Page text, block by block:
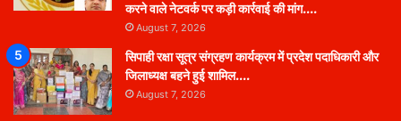
करने वाले नेटवर्क पर कड़ी कार्रवाई की मांग….
August 7, 2026
सिपाही रक्षा सूत्र संग्रहण कार्यक्रम में प्रदेश पदाधिकारी और
जिलाध्यक्ष बहने हुई शामिल….
August 7, 2026